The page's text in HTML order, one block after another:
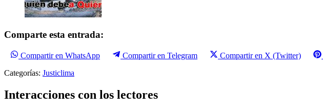
Comparte esta entrada:
Compartir en WhatsApp Compartir en Telegram Compartir en X (Twitter)
Categorías: Justiclima
Interacciones con los lectores